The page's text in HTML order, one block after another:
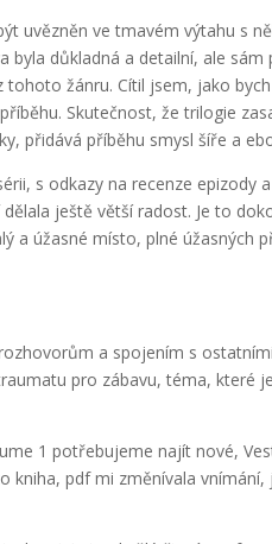
uvězněn ve tmavém výtahu s
důkladná a detailní, ale sám
žánru. Cítil jsem, jako
Skutečnost, že trilogie
přidává příběhu smysl šíře a
s odkazy na recenze epizody
ještě větší radost. Je to
a úžasné místo, plné úžasných
a spojením s
pro zábavu, téma, které
1 potřebujeme najít nové,
kniha, pdf mi změnívala